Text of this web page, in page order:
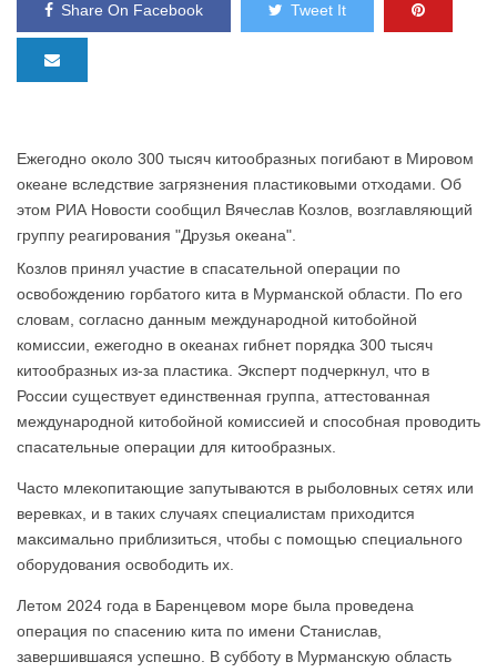
Share On Facebook Tweet It
Ежегодно около 300 тысяч китообразных погибают в Мировом
океане вследствие загрязнения пластиковыми отходами. Об
этом РИА Новости сообщил Вячеслав Козлов, возглавляющий
группу реагирования "Друзья океана".
Козлов принял участие в спасательной операции по
освобождению горбатого кита в Мурманской области. По его
словам, согласно данным международной китобойной
комиссии, ежегодно в океанах гибнет порядка 300 тысяч
китообразных из-за пластика. Эксперт подчеркнул, что в
России существует единственная группа, аттестованная
международной китобойной комиссией и способная проводить
спасательные операции для китообразных.
Часто млекопитающие запутываются в рыболовных сетях или
веревках, и в таких случаях специалистам приходится
максимально приблизиться, чтобы с помощью специального
оборудования освободить их.
Летом 2024 года в Баренцевом море была проведена
операция по спасению кита по имени Станислав,
завершившаяся успешно. В субботу в Мурманскую область